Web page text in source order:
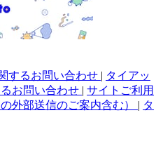
するお問い合わせ | タイアッ
お問い合わせ | サイトご利用
外部送信のご案内含む） | タ